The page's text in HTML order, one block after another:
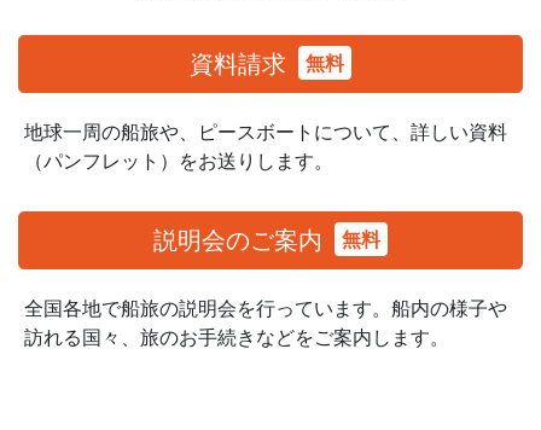
資料請求 無料
地球一周の船旅や、ピースボートについて、 詳しい資料
（パンフレット）をお送りします。
説明会のご案内 無料
全国各地で船旅の説明会を行っています。 船内の様子や
訪れる国々、旅のお手続きなどをご案内します。